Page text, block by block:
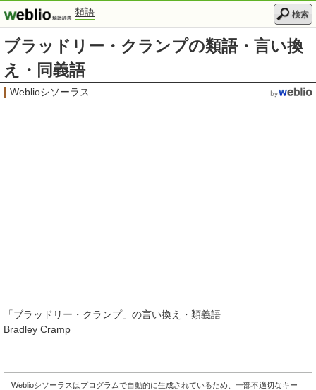
類語 検索
ブラッドリー・クランプの類語・言い換
え・同義語
Weblioシソーラス
「ブラッドリー・クランプ」の言い換え・類義語
Bradley Cramp
Weblioシソーラスはプログラムで自動的に生成されているため、一部不適切なキー